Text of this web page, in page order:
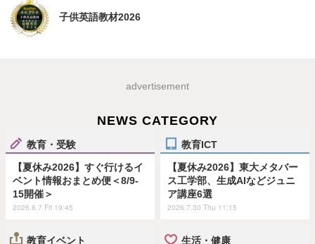
子供英語教材2026
advertisement
NEWS CATEGORY
教育・受験
【夏休み2026】すぐ行けるイ
ベント情報おまとめ便＜8/9-
15開催＞
2026.8.7 Fri 19:45
教育ICT
【夏休み2026】東大メタバー
ス工学部、生成AIなどジュニ
ア講座6選
2026.7.30 Thu 11:15
教育イベント 生活・健康